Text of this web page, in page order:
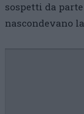
sospetti da
nascondevano